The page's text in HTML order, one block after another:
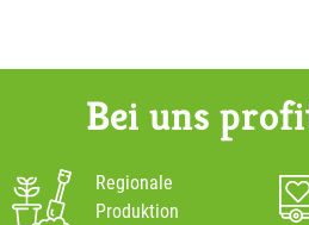
Bei uns
Regionale
Produktion